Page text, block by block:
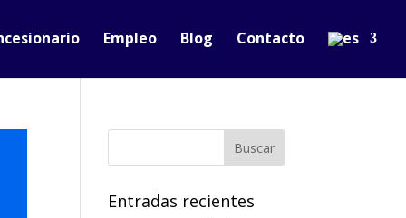
Empleo Blog Contacto
Entradas recientes